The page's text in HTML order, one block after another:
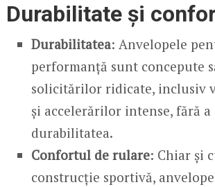
Durabilitate și
Durabilitatea: Anvelopele
performanță sunt concepute
solicitărilor ridicate, inclusiv
și accelerărilor intense, fără
durabilitatea.
Confortul de rulare: Chiar și
construcție sportivă,